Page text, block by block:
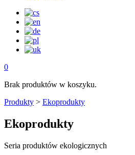
0
Brak produktów w koszyku.
Produkty > Ekoprodukty
Ekoprodukty
Seria produktów ekologicznych